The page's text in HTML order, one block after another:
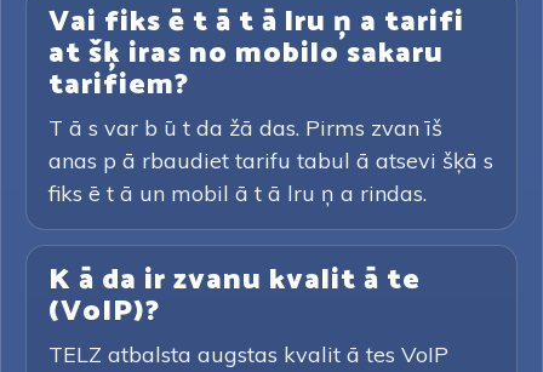
Vai fiks ē t ā t ā lru ņ a tarifi
at šķ iras no mobilo sakaru
tarifiem?
T ā s var b ū t da žā das. Pirms zvan īš
anas p ā rbaudiet tarifu tabul ā atsevi šķā s
fiks ē t ā un mobil ā t ā lru ņ a rindas.
K ā da ir zvanu kvalit ā te
(VoIP)?
TELZ atbalsta augstas kvalit ā tes VoIP